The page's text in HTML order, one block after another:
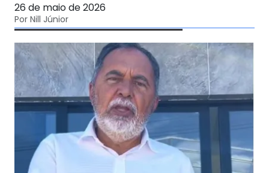
26 de maio de 2026
Por Nill Júnior